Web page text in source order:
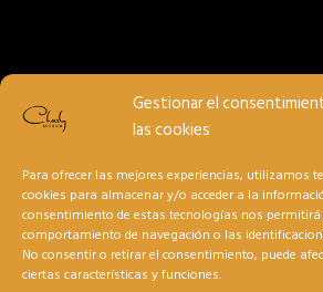
Gestionar el
las cookies
Para ofrecer las mejores experiencias, utilizamos
cookies para almacenar y/o acceder a la
consentimiento de estas tecnologías nos
comportamiento de navegación o las
No consentir o retirar el consentimiento, puede
ciertas características y funciones.